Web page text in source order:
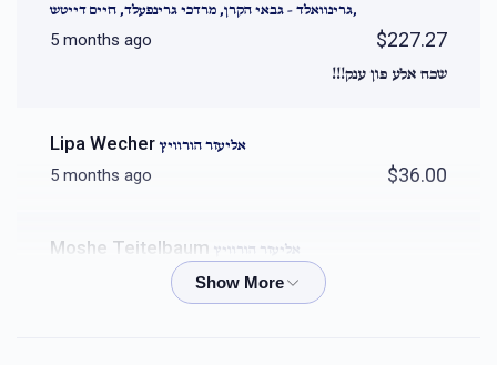
גרינוואלד - גבאי הקרן, מרדכי גרינפעלד, חיים דייטש,
5 months ago $227.27
שכח אלע פון ענק!!!
Lipa Wecherאליעזר הורוויץ
5 months ago $36.00
Moshe Teitelbaum אליעזר הורוויץ